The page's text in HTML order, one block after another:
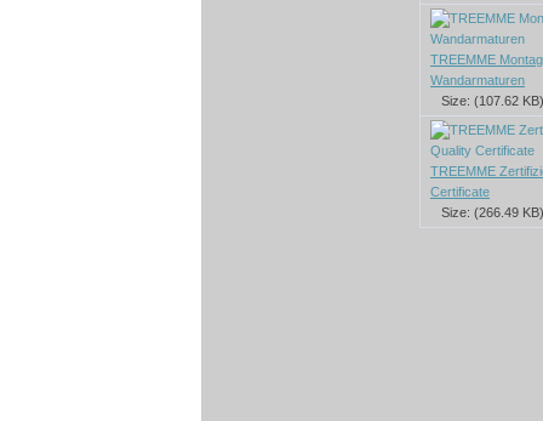
TREEMME
Wandarmaturen
Size: (107.62 KB)
TREEMME
Certificate
Size: (266.49 KB)